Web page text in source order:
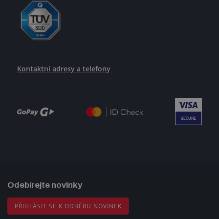
Kontaktní adresy a telefony
Odebírejte novinky
PŘIHLÁSIT SE K ODBĚRU NOVINEK